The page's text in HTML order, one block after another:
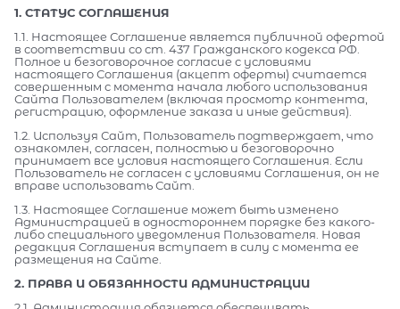
1. СТАТУС СОГЛАШЕНИЯ
1.1. Настоящее Соглашение является публичной офертой
в соответствии со ст. 437 Гражданского кодекса РФ.
Полное и безоговорочное согласие с условиями
настоящего Соглашения (акцепт оферты) считается
совершенным с момента начала любого использования
Сайта Пользователем (включая просмотр контента,
регистрацию, оформление заказа и иные действия).
1.2. Используя Сайт, Пользователь подтверждает, что
ознакомлен, согласен, полностью и безоговорочно
принимает все условия настоящего Соглашения. Если
Пользователь не согласен с условиями Соглашения, он не
вправе использовать Сайт.
1.3. Настоящее Соглашение может быть изменено
Администрацией в одностороннем порядке без какого-
либо специального уведомления Пользователя. Новая
редакция Соглашения вступает в силу с момента ее
размещения на Сайте.
2. ПРАВА И ОБЯЗАННОСТИ АДМИНИСТРАЦИИ